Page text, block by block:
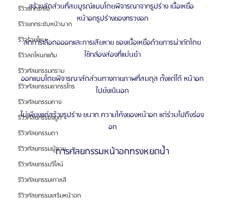
รีวิวยกกระชับ
รีวิวยกกระชับหน้าผาก
รีวิวร้อยไหม
รีวิวลดโหนกแก้ม
รีวิวศัลยกรรมกราม
รีวิวศัลยกรรมขากรรไกร
รีวิวศัลยกรรมคาง
รีวิวศัลยกรรมจมูก
รีวิวศัลยกรรมตา
รีวิวศัลยกรรมผู้ชาย
รีวิวศัลยกรรมวีไลน์
รีวิวศัลยกรรมเกาหลี
รีวิวศัลยกรรมเสริมหน้าอก
สร้างสัดส่วนที่สมบูรณ์แบบโดยพิจารณาจากรูปร่าง เนื้อเหยื่อ
หน้าอกรูปร่างของทรวงอก
ลดการเลือดอออกและการเสียหาย ของเนื้อเหยื่อด้วยการผ่าตัดโดย
ใช้กล่องส่องที่แม่นยํา
ออกแบบโดยพิจารณาสัดส่วนทางกายภาพที่สมดุล ตั้งแต่ได้ หน้าอก
ไปยังเนินอก
ไม่เพียงแค่สร้างรูปร่าง ขนาด ความโค้งของหน้าอก แต่ร่วมไปถึงร่อง
อก
การศัลยกรรมหน้าอกทรงหยดน้ํา